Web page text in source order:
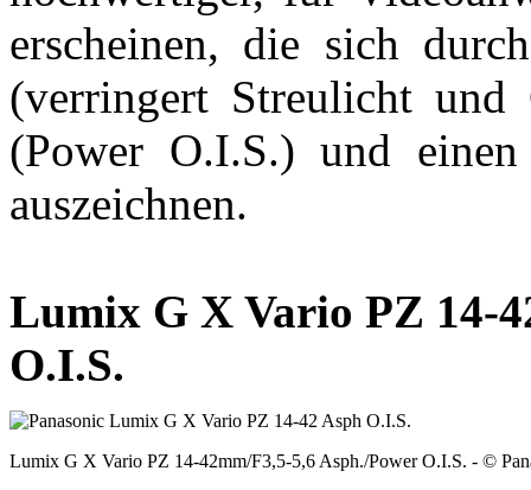
erscheinen, die sich
(verringert Streulicht und
(Power O.I.S.) und
auszeichnen.
Lumix G X Vario PZ 14-
O.I.S.
Lumix G X Vario PZ 14-42mm/F3,5-5,6 Asph./Power O.I.S. - ©